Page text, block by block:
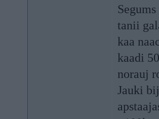
tanii
kaa
kaadi
norauj
Jauki